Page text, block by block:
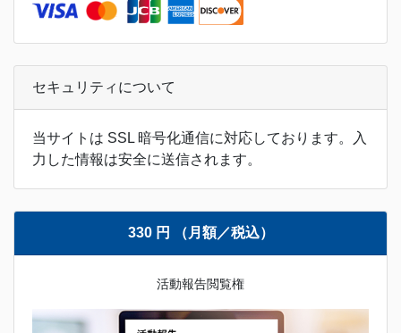
セキュリティについて
当サイトは SSL 暗号化通信に対応しております。入
力した情報は安全に送信されます。
330 円 （月額／税込）
活動報告閲覧権